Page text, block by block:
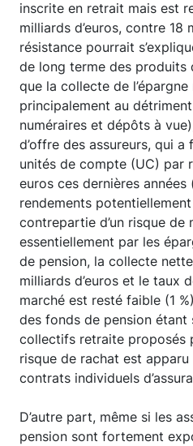
inscrite en retrait mais est
milliards d’euros, contre 18
résistance pourrait
de long terme des produits
que la collecte de
principalement au
numéraires et dépôts à
d’offre des assureurs, qui
unités de compte (UC) par
euros ces dernières
rendements
contrepartie d’un risque de
essentiellement par les
de pension, la collecte
milliards d’euros et le taux
marché est resté faible (1
des fonds de pension
collectifs retraite proposés
risque de rachat est
contrats individuels
D’autre part, même si les
pension sont fortement